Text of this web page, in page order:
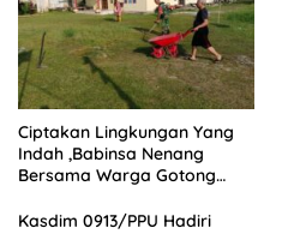
Ciptakan Lingkungan Yang
Indah ,Babinsa Nenang
Bersama Warga Gotong
Kasdim 0913/PPU Hadiri